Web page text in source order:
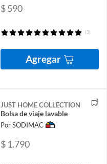
$ 590
(3)
Agregar
JUST HOME COLLECTION
Bolsa de viaje lavable
Por SODIMAC
$ 1.790